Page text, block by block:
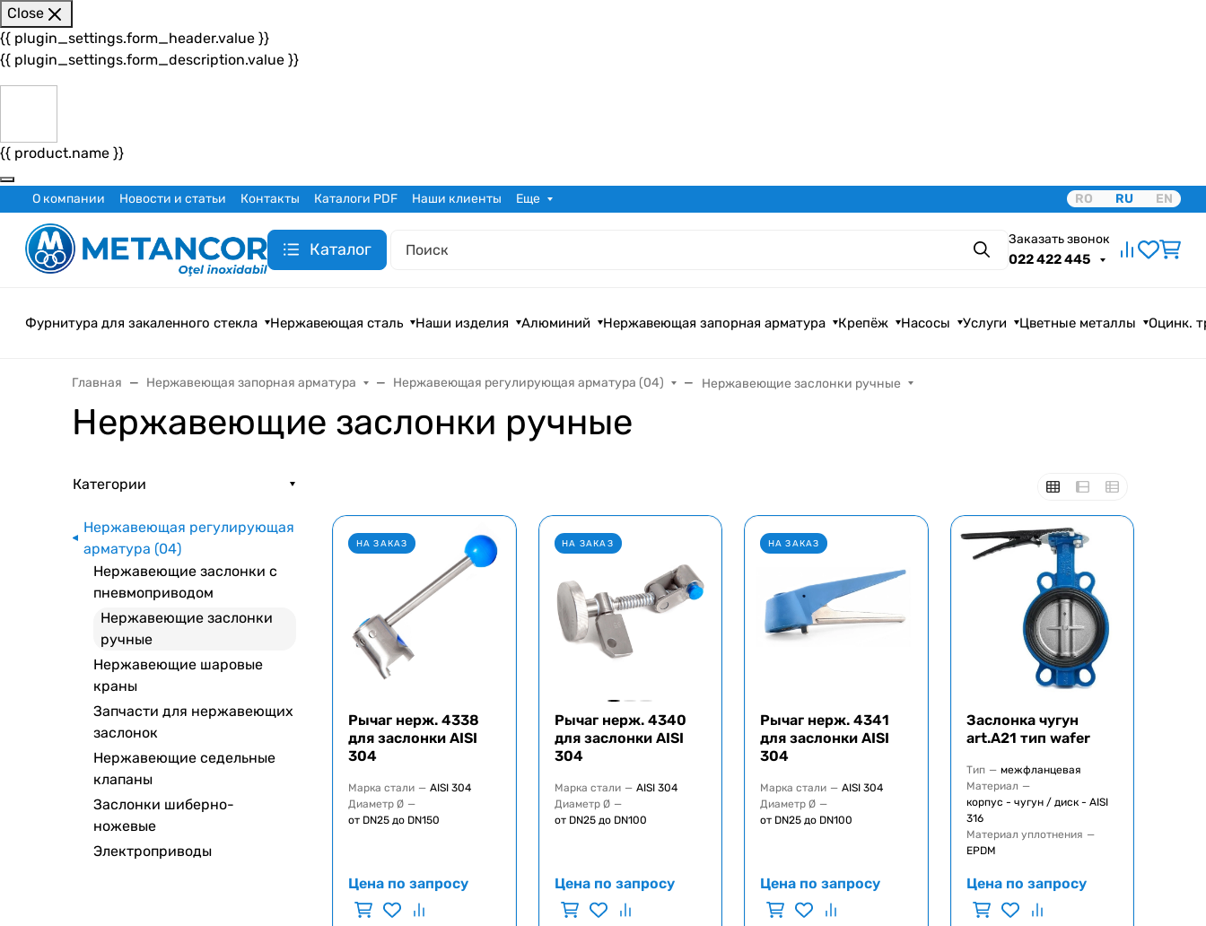
Close
{{ plugin_settings.form_header.value }}
{{ plugin_settings.form_description.value }}
{{ product.name }}
О компании Новости и статьи Контакты Каталоги PDF Наши клиенты Еще RO RU EN
Каталог Поиск
Заказать звонок
022 422 445
Фурнитура для закаленного стекла Нержавеющая сталь Наши изделия Алюминий Нержавеющая запорная арматура Крепёж Насосы Услуги Цветные металлы Оцинк.
Главная Нержавеющая запорная арматура Нержавеющая регулирующая арматура (04) Нержавеющие заслонки ручные
Нержавеющие заслонки ручные
Категории
Нержавеющая регулирующая
арматура (04)
Нержавеющие заслонки с
пневмоприводом
Нержавеющие заслонки
ручные
Нержавеющие шаровые
краны
Запчасти для нержавеющих
заслонок
Нержавеющие седельные
клапаны
Заслонки шиберно-
ножевые
Электроприводы
НА ЗАКАЗ
Рычаг нерж. 4338
для заслонки AISI
304
Марка стали — AISI 304
Диаметр Ø —
от DN25 до DN150
Цена по запросу
НА ЗАКАЗ
Рычаг нерж. 4340
для заслонки AISI
304
Марка стали — AISI 304
Диаметр Ø —
от DN25 до DN100
Цена по запросу
НА ЗАКАЗ
Рычаг нерж. 4341
для заслонки AISI
304
Марка стали — AISI 304
Диаметр Ø —
от DN25 до DN100
Цена по запросу
Заслонка чугун
art.A21 тип wafer
Тип — межфланцевая
Материал —
корпус - чугун / диск - AISI
316
Материал уплотнения —
EPDM
Цена по запросу